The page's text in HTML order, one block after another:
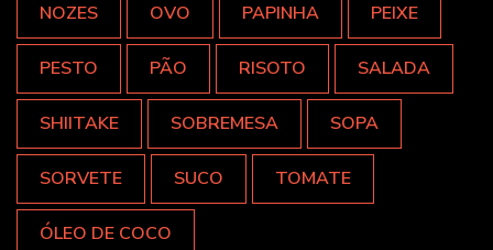
NOZES OVO PAPINHA PEIXE
PESTO PÃO RISOTO SALADA
SHIITAKE SOBREMESA SOPA
SORVETE SUCO TOMATE
ÓLEO DE COCO